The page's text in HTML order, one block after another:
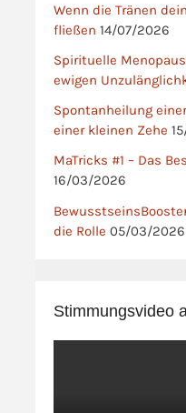
Wenn die Tränen
fließen 14/07/2026
Spirituelle
ewigen
Spontanheilung
einer kleinen Zehe
MaTricks #1 – Das
16/03/2026
die Rolle 05/03/2026
Stimmungsvideo